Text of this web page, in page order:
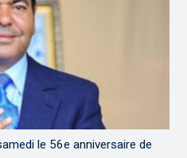
le 56e anniversaire de